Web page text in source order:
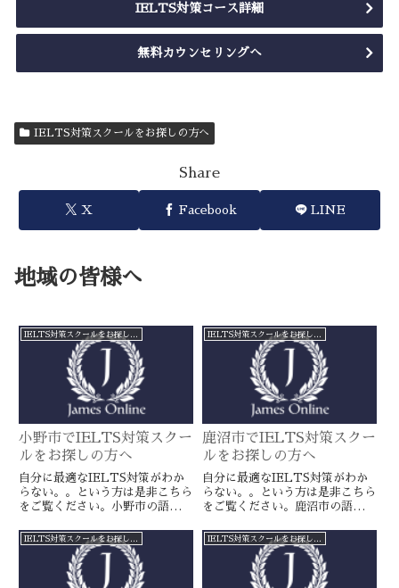
IELTS対策コース詳細
無料カウンセリングへ
IELTS対策スクールをお探しの方へ
Share
X Facebook LINE
地域の皆様へ
IELTS対策スクールをお探しの方へ
小野市でIELTS対策スクー
ルをお探しの方へ
自分に最適なIELTS対策がわか
らない。。という方は是非こちら
をご覧ください。小野市の語学ス
ラインのIELTS対策ならより確
実に目標達成が近づきます。海外
留学や移住をお考えの方や国内大
学受験を有利に進めたい方に是
IELTS対策スクールをお探しの方へ
鹿沼市でIELTS対策スクー
ルをお探しの方へ
自分に最適なIELTS対策がわか
らない。。という方は是非こちら
をご覧ください。鹿沼市の語学ス
ラインのIELTS対策ならより確
実に目標達成が近づきます。海外
留学や移住をお考えの方や国内大
学受験を有利に進めたい方に是
IELTS対策スクールをお探しの方へ IELTS対策スクールをお探しの方へ